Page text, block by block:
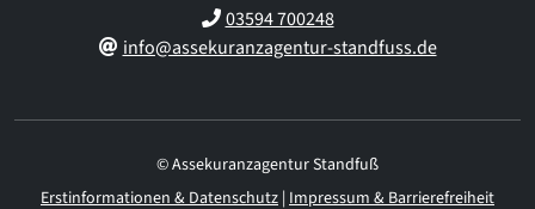
03594 700248
info@assekuranzagentur-standfuss.de
© Assekuranzagentur Standfuß
Erstinformationen & Datenschutz | Impressum & Barrierefreiheit